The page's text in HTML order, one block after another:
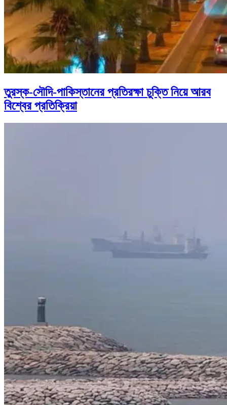
তুরস্ক-সৌদি-পাকিস্তানের প্রতিরক্ষা চুক্তি নিয়ে আরব
বিশ্বের প্রতিক্রিয়া